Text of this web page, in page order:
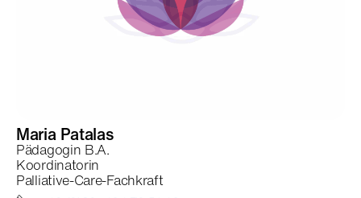
Maria Patalas
Pädagogin B.A.
Koordinatorin
Palliative-Care-Fachkraft